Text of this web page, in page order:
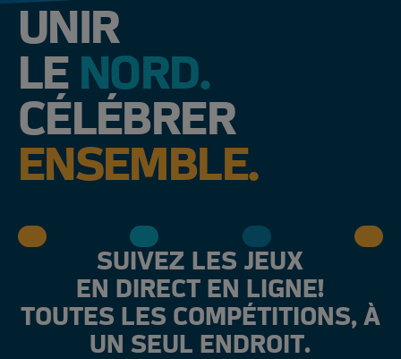
UNIR
LE NORD.
CÉLÉBRER
ENSEMBLE.
SUIVEZ LES JEUX
EN DIRECT EN LIGNE!
TOUTES LES COMPÉTITIONS, À
UN SEUL ENDROIT.